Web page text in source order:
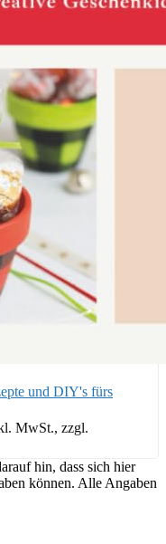
und DIY's fürs
MwSt., zzgl.
hin, dass sich hier
können. Alle Angaben